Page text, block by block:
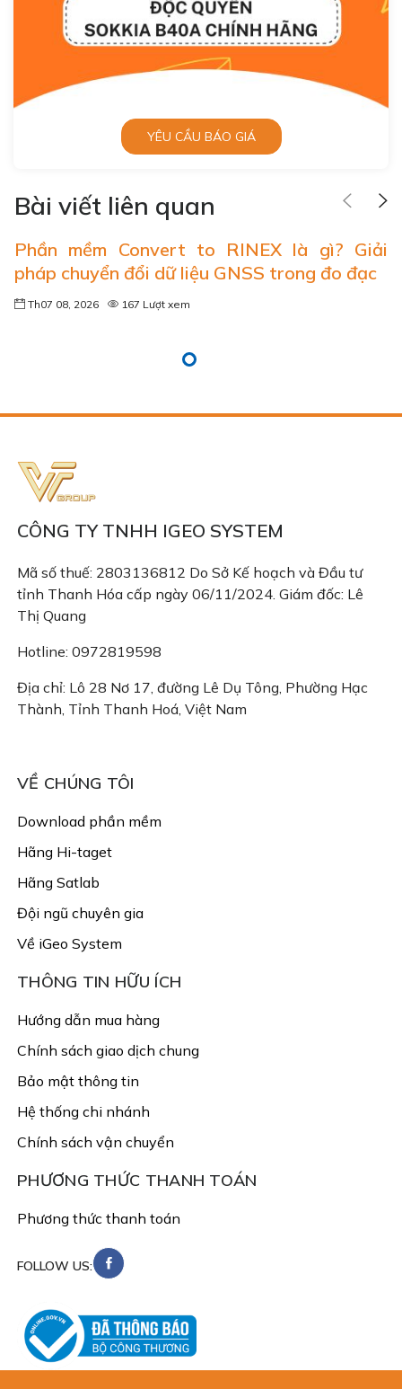
YÊU CẦU BÁO GIÁ
Bài viết liên quan
Phần mềm Convert to RINEX là gì? Giải
pháp chuyển đổi dữ liệu GNSS trong đo đạc
Th07 08, 2026 167 Lượt xem
CÔNG TY TNHH IGEO SYSTEM
Mã số thuế: 2803136812 Do Sở Kế hoạch và Đầu tư
tỉnh Thanh Hóa cấp ngày 06/11/2024. Giám đốc: Lê
Thị Quang
Hotline: 0972819598
Địa chỉ: Lô 28 Nơ 17, đường Lê Dụ Tông, Phường Hạc
Thành, Tỉnh Thanh Hoá, Việt Nam
VỀ CHÚNG TÔI
Download phần mềm
Hãng Hi-taget
Hãng Satlab
Đội ngũ chuyên gia
Về iGeo System
THÔNG TIN HỮU ÍCH
Hướng dẫn mua hàng
Chính sách giao dịch chung
Bảo mật thông tin
Hệ thống chi nhánh
Chính sách vận chuyển
PHƯƠNG THỨC THANH TOÁN
Phương thức thanh toán
FOLLOW US: